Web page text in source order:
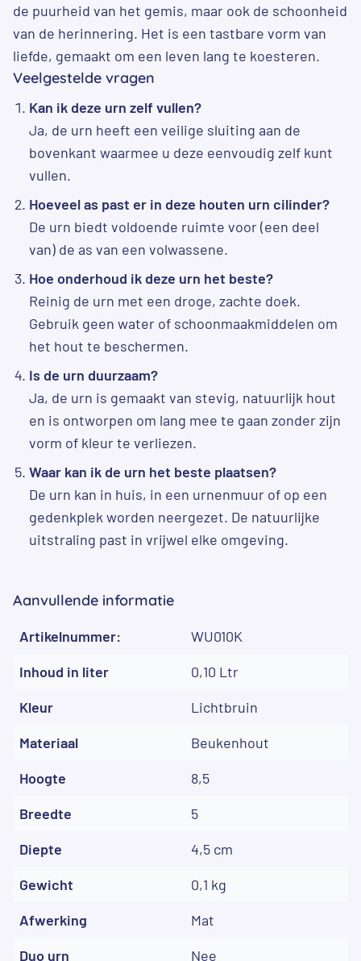
de puurheid van het gemis, maar ook de schoonheid
van de herinnering. Het is een tastbare vorm van
liefde, gemaakt om een leven lang te koesteren.
Veelgestelde vragen
Kan ik deze urn zelf vullen?
Ja, de urn heeft een veilige sluiting aan de
bovenkant waarmee u deze eenvoudig zelf kunt
vullen.
Hoeveel as past er in deze houten urn cilinder?
De urn biedt voldoende ruimte voor (een deel
van) de as van een volwassene.
Hoe onderhoud ik deze urn het beste?
Reinig de urn met een droge, zachte doek.
Gebruik geen water of schoonmaakmiddelen om
het hout te beschermen.
Is de urn duurzaam?
Ja, de urn is gemaakt van stevig, natuurlijk hout
en is ontworpen om lang mee te gaan zonder zijn
vorm of kleur te verliezen.
Waar kan ik de urn het beste plaatsen?
De urn kan in huis, in een urnenmuur of op een
gedenkplek worden neergezet. De natuurlijke
uitstraling past in vrijwel elke omgeving.
Aanvullende informatie
Artikelnummer:
WU010K
Inhoud in liter
0,10 Ltr
Kleur
Lichtbruin
Materiaal
Beukenhout
Hoogte
8,5
Breedte
5
Diepte
4,5 cm
Gewicht
0,1 kg
Afwerking
Mat
Duo urn
Nee